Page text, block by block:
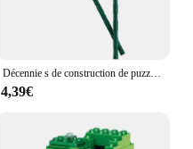
Décennie s de construction de puzzle pour enfants, poubelle, tulipes, Narcisse, jouets d'épissage de difficulté élevée, cadeau de fête des mères, offre spéciale, 40460, 40461, 40646
4,39€